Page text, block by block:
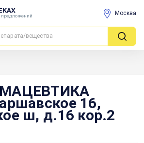
Москва
16,
ш, д.16 кор.2